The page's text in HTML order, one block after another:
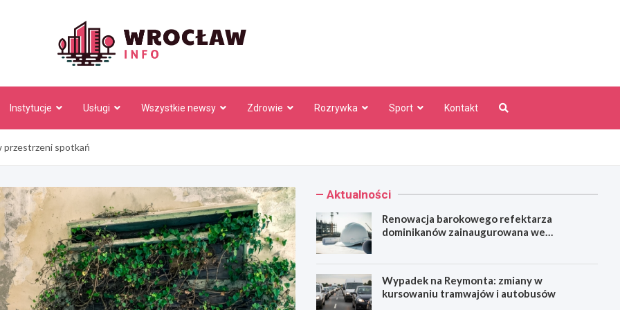
Instytucje Usługi Wszystkie newsy Zdrowie Rozrywka Sport Kontakt
przestrzeni spotkań
Aktualności
Renowacja barokowego refektarza
dominikanów zainaugurowana we
Wypadek na Reymonta: zmiany w
kursowaniu tramwajów i autobusów